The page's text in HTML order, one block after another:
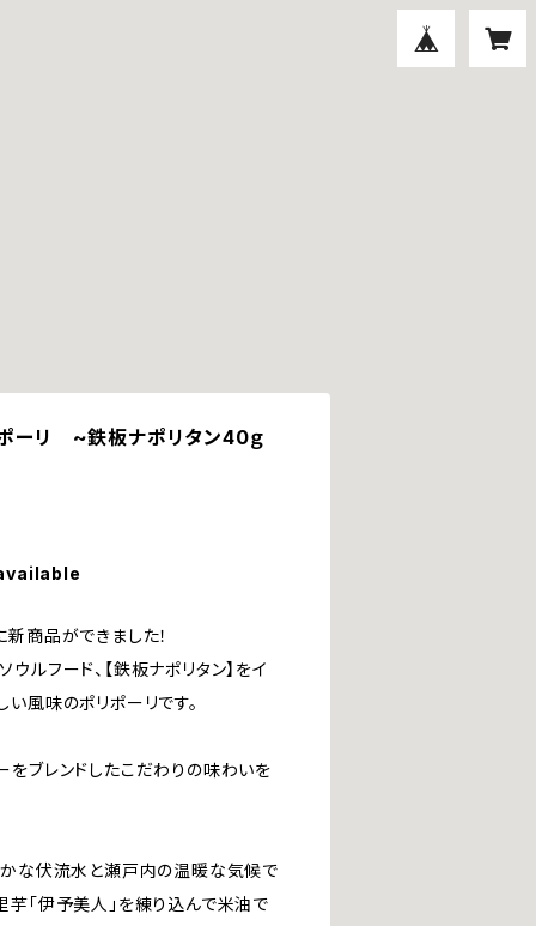
ポーリ ~鉄板ナポリタン40ｇ
商品ができました！
ルフード、【鉄板ナポリタン】をイ
風味のポリポーリです。
をブレンドしたこだわりの味わいを
かな伏流水と瀬戸内の温暖な気候で
「伊予美人」を練り込んで米油で